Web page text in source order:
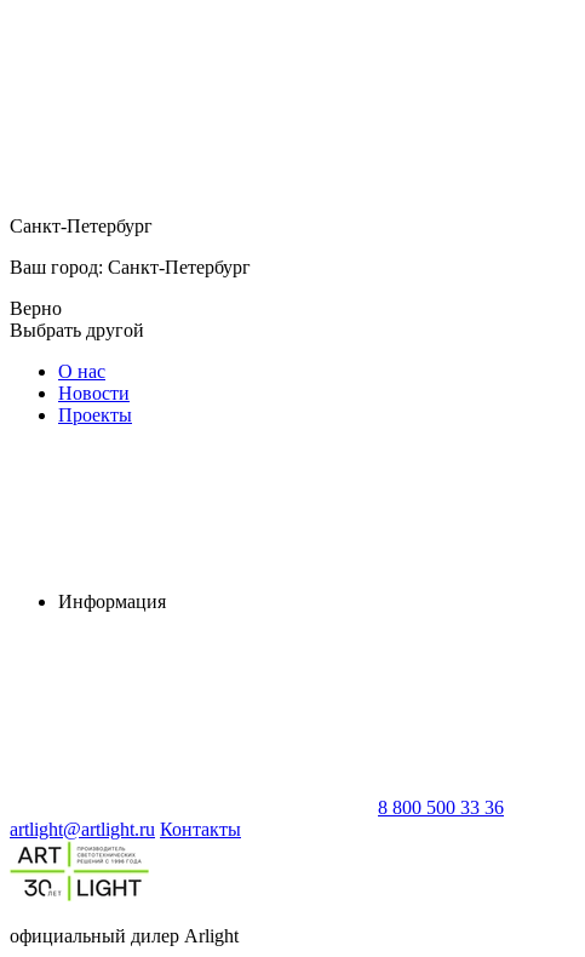
Санкт-Петербург
Ваш город: Санкт-Петербург
Верно
Выбрать другой
О нас
Новости
Проекты
Информация
8 800 500 33 36
artlight@artlight.ru Контакты
официальный дилер Arlight